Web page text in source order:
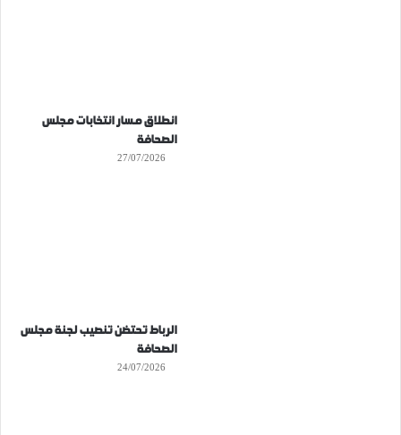
انطلاق مسار انتخابات مجلس
الصحافة
27/07/2026
الرباط تحتضن تنصيب لجنة مجلس
الصحافة
24/07/2026